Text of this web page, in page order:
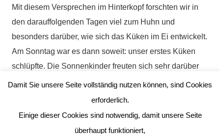
Mit diesem Versprechen im Hinterkopf forschten wir in
den darauffolgenden Tagen viel zum Huhn und
besonders darüber, wie sich das Küken im Ei entwickelt.
Am Sonntag war es dann soweit: unser erstes Küken
schlüpfte. Die Sonnenkinder freuten sich sehr darüber
nun ‚Kükenmamas‘ und ‚Kükenpapas‘ zu sein.
Ab Montag bekamen wir dann einen größeren und
schönen ‚Käfig‘, in denen sich unsere geschlüpften
Damit Sie unsere Seite vollständig nutzen können, sind Cookies
erforderlich.
Einige dieser Cookies sind notwendig, damit unsere Seite
überhaupt funktioniert,